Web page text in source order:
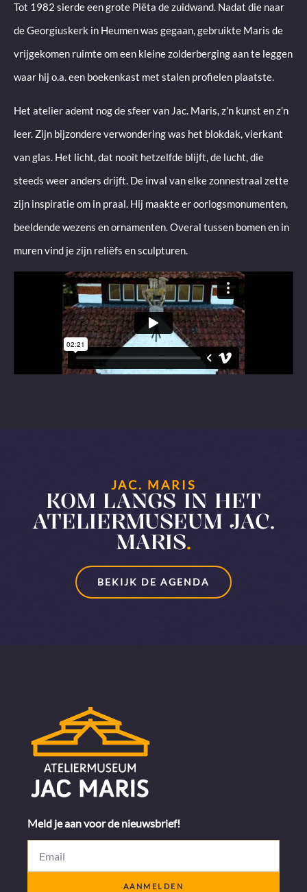
Tot 1982 sierde een grote Piëta de zuidwand. Nadat die naar
de Georgiuskerk in Heumen was gegaan, gebruikte Maris de
vrijgekomen ruimte om een kleine zolderberging aan te leggen
waar hij o.a. een boekenkast met stalen profielen plaatste.
Het atelier ademt nog de sfeer van Jac. Maris, z’n kunst en z’n
leer. Zijn bijzondere verwondering was het blokdak, vierkant
van glas. Het licht, dat nooit hetzelfde blijft, de lucht, die
steeds weer anders drijft. De inval van elke zonnestraal zette
zijn inspiratie om in praal. Hij maakte er oorlogsmonumenten,
beeldende wezens en ornamenten. Overal tussen bomen en in
muren vind je zijn reliëfs en sculpturen.
JAC. MARIS
KOM LANGS IN HET
ATELIERMUSEUM JAC.
MARIS.
BEKIJK DE AGENDA
Meld je aan voor de nieuwsbrief!
AANMELDEN